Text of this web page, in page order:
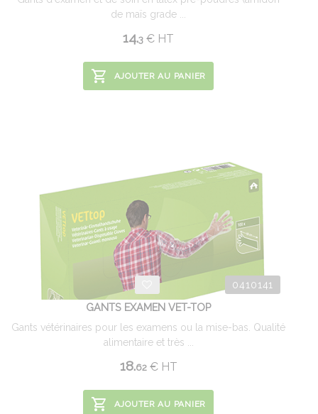
de maïs grade ...
14.3 € HT
AJOUTER AU PANIER
0410141
GANTS EXAMEN VET-TOP
Gants vétérinaires pour les examens ou la mise-bas. Qualité
alimentaire et très ...
18.62 €HT
AJOUTER AU PANIER